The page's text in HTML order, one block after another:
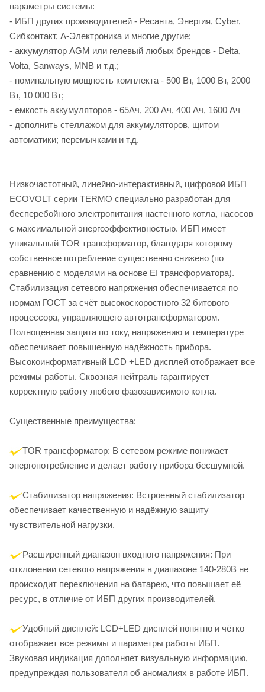
параметры системы:
- ИБП других производителей - Ресанта, Энергия, Cyber,
Сибконтакт, А-Электроника и многие другие;
- аккумулятор AGM или гелевый любых брендов - Delta,
Volta, Sanways, MNB и т.д.;
- номинальную мощность комплекта - 500 Вт, 1000 Вт, 2000
Вт, 10 000 Вт;
- емкость аккумуляторов - 65Ач, 200 Ач, 400 Ач, 1600 Ач
- дополнить стеллажом для аккумуляторов, щитом
автоматики; перемычками и т.д.
Низкочастотный, линейно-интерактивный, цифровой ИБП
ECOVOLT серии TERMO специально разработан для
бесперебойного электропитания настенного котла, насосов
с максимальной энергоэффективностью. ИБП имеет
уникальный TOR трансформатор, благодаря которому
собственное потребление существенно снижено (по
сравнению с моделями на основе EI трансформатора).
Стабилизация сетевого напряжения обеспечивается по
нормам ГОСТ за счёт высокоскоростного 32 битового
процессора, управляющего автотрансформатором.
Полноценная защита по току, напряжению и температуре
обеспечивает повышенную надёжность прибора.
Высокоинформативный LCD +LED дисплей отображает все
режимы работы. Сквозная нейтраль гарантирует
корректную работу любого фазозависимого котла.
Существенные преимущества:
TOR трансформатор: В сетевом режиме понижает
энергопотребление и делает работу прибора бесшумной.
Стабилизатор напряжения: Встроенный стабилизатор
обеспечивает качественную и надёжную защиту
чувствительной нагрузки.
Расширенный диапазон входного напряжения: При
отклонении сетевого напряжения в диапазоне 140-280В не
происходит переключения на батарею, что повышает её
ресурс, в отличие от ИБП других производителей.
Удобный дисплей: LCD+LED дисплей понятно и чётко
отображает все режимы и параметры работы ИБП.
Звуковая индикация дополняет визуальную информацию,
предупреждая пользователя об аномалиях в работе ИБП.